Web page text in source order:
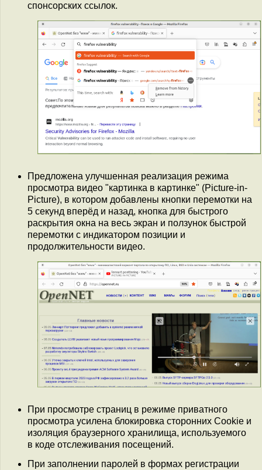
спонсорских ссылок.
Предложена улучшенная реализация режима
просмотра видео "картинка в картинке" (Picture-in-
Picture), в котором добавлены кнопки перемотки на
5 секунд вперёд и назад, кнопка для быстрого
раскрытия окна на весь экран и ползунок быстрой
перемотки c индикатором позиции и
продолжительности видео.
При просмотре страниц в режиме приватного
просмотра усилена блокировка сторонних Cookie и
изоляция браузерного хранилища, используемого
в коде отслеживания посещений.
При заполнении паролей в формах регистрации